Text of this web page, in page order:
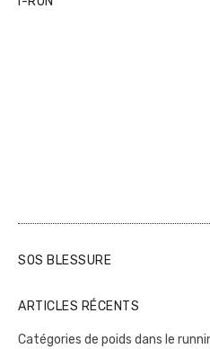
i
e
s
u
b
SOS BLESSURE
ARTICLES RÉCENTS
Catégories de poids dans le